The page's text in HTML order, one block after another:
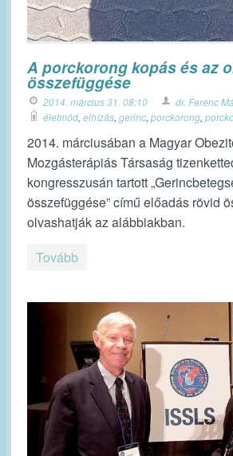
A porckorong kopás és az
összefüggése
2014. március 31. 08:10 dr. Ferenc
életmód, elhízás, gerinc, porckorong,
2014. márciusában a Magyar
Mozgásterápiás Társaság
kongresszusán tartott
összefüggése” című előadás rövid
olvashatják az alábbiakban.
Tovább